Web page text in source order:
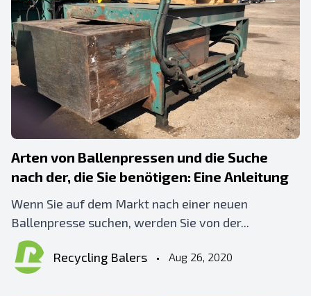
Arten von Ballenpressen und die Suche
nach der, die Sie benötigen: Eine Anleitung
Wenn Sie auf dem Markt nach einer neuen
Ballenpresse suchen, werden Sie von der...
Recycling Balers • Aug 26, 2020